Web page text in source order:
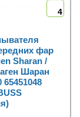
4
фар
Sharan /
Шаран
65451048